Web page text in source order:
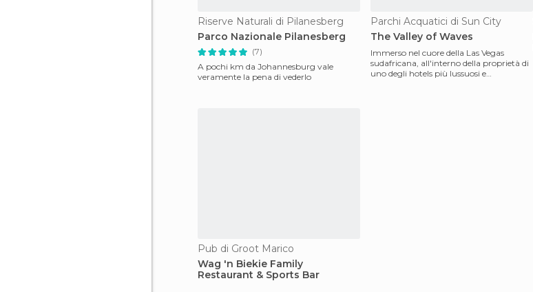
Riserve Naturali di Pilanesberg
Parco Nazionale Pilanesberg
(7)
A pochi km da Johannesburg vale
veramente la pena di vederlo
Parchi Acquatici di Sun City
The Valley of Waves
Immerso nel cuore della Las Vegas
sudafricana, all'interno della proprietà di
uno degli hotels più lussuosi e
Pub di Groot Marico
Wag 'n Biekie Family
Restaurant & Sports Bar